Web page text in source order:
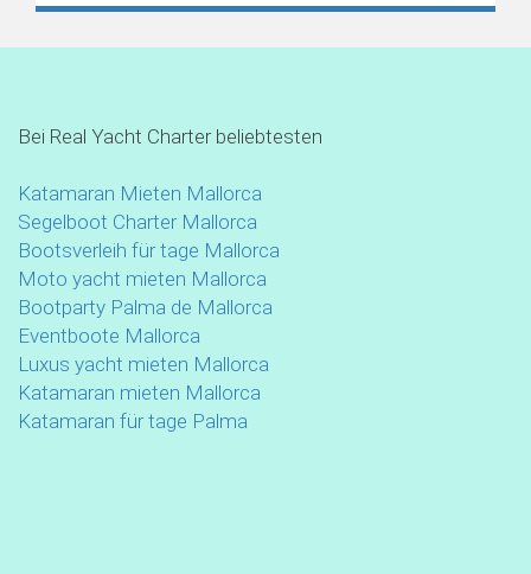
Bei Real Yacht Charter beliebtesten
Katamaran Mieten Mallorca
Segelboot Charter Mallorca
Bootsverleih für tage Mallorca
Moto yacht mieten Mallorca
Bootparty Palma de Mallorca
Eventboote Mallorca
Luxus yacht mieten Mallorca
Katamaran mieten Mallorca
Katamaran für tage Palma